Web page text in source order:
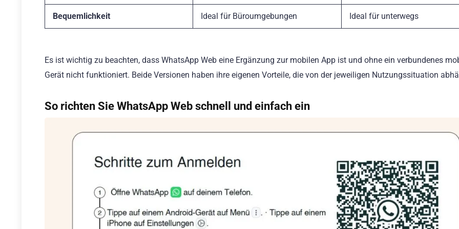
Bequemlichkeit Ideal für Büroumgebungen Ideal für unterwegs
Es ist wichtig zu beachten, dass WhatsApp Web eine Ergänzung zur mobilen App ist und ohne ein verbundenes
Gerät nicht funktioniert. Beide Versionen haben ihre eigenen Vorteile, die von der jeweiligen Nutzungssituation
So richten Sie WhatsApp Web schnell und einfach ein